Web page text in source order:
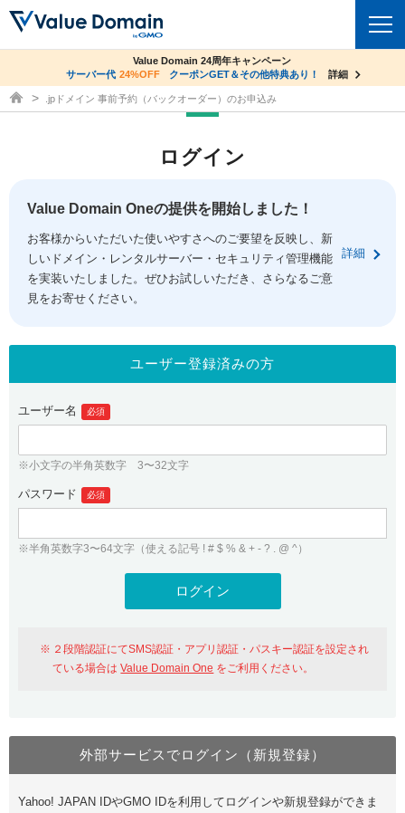
ドメイントップ
ドメイン移管
ドメイン価格一覧
ドメイン一括検索
.jpドメインオークション
gTLDオークション NEW!
.jpドメインバックオーダー
プレミアムドメイン
人気ドメインの種類
WHOIS検索
コアサーバー
バリューサーバー
XREA
セキュリティトップ
Value Domain ネットde診断
SSL証明書
サービストップ
お得意様割引
紹介制度
バリュードメインAPI
ドメイン・ホスティングOEM
facebook
ログイン
従来のバリュードメインをご利用希望の方
Value Domainにログイン
おすすめ One レンタルサーバーを含む最新の機能を使う方
Value Domain Oneにログイン
ユーザー登録
Value Domain Oneアカウント作成
co.jpドメイン✕コアサーバーV2ビジネス応援キャンペーン
サーバー料金1年間無料
詳細
Value Domain 24周年キャンペーン
サーバー代 24%OFF クーポンGET＆その他特典あり！ 詳細
ドメイン取得ならバリュードメイン
.jpドメイン 事前予約（バックオーダー）のお申込み
ログイン
Value Domain Oneの提供を開始しました！
お客様からいただいた使いやすさへのご要望を反映し、新
しいドメイン・レンタルサーバー・セキュリティ管理機能
を実装いたしました。ぜひお試しいただき、さらなるご意
見をお寄せください。
詳細
ユーザー登録済みの方
ユーザー名 必須
※小文字の半角英数字 3〜32文字
パスワード 必須
※半角英数字3〜64文字（使える記号 ! # $ % & + - ? . @ ^）
２段階認証にてSMS認証・アプリ認証・パスキー認証を設定され
ている場合はValue Domain One をご利用ください。
外部サービスでログイン（新規登録）
Yahoo! JAPAN IDやGMO IDを利用してログインや新規登録ができま